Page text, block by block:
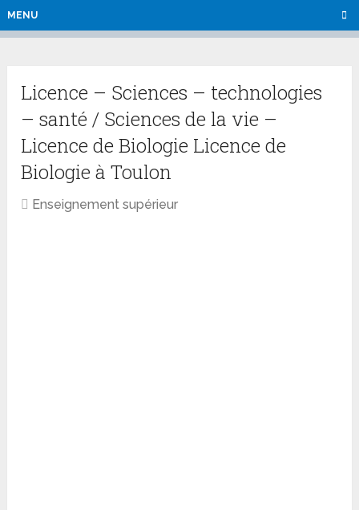
MENU
Licence – Sciences – technologies
– santé / Sciences de la vie –
Licence de Biologie Licence de
Biologie à Toulon
Enseignement supérieur